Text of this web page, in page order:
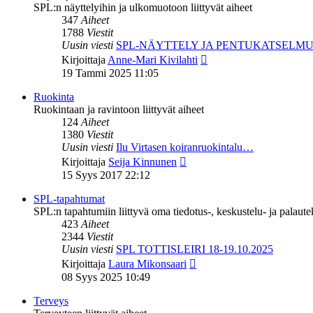
SPL:n näyttelyihin ja ulkomuotoon liittyvät aiheet
347 Aiheet
1788 Viestit
Uusin viesti SPL-NÄYTTELY JA
Kirjoittaja Anne-Mari Kivilahti
19 Tammi 2025 11:05
Ruokinta
Ruokintaan ja ravintoon liittyvät aiheet
124 Aiheet
1380 Viestit
Uusin viesti Ilu Virtasen koiranruokintalu…
Kirjoittaja Seija Kinnunen
15 Syys 2017 22:12
SPL-tapahtumat
SPL:n tapahtumiin liittyvä oma tiedotus-, keskustelu- ja
423 Aiheet
2344 Viestit
Uusin viesti SPL TOTTISLEIRI 18-19.10.2025
Kirjoittaja Laura Mikonsaari
08 Syys 2025 10:49
Terveys